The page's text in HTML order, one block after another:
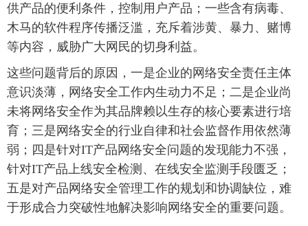
供产品的便利条件，控制用户产品；一些含有病毒、
木马的软件程序传播泛滥，充斥着涉黄、暴力、赌博
等内容，威胁广大网民的切身利益。
这些问题背后的原因，一是企业的网络安全责任主体
意识淡薄，网络安全工作内生动力不足；二是企业尚
未将网络安全作为其品牌赖以生存的核心要素进行培
育；三是网络安全的行业自律和社会监督作用依然薄
弱；四是针对IT产品网络安全问题的发现能力不强，
针对IT产品上线安全检测、在线安全监测手段匮乏；
五是对产品网络安全管理工作的规划和协调缺位，难
于形成合力突破性地解决影响网络安全的重要问题。